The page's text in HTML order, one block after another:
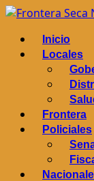
Saltar
contenido
Menú
principal
Inicio
Locales
Frontera
Policiales